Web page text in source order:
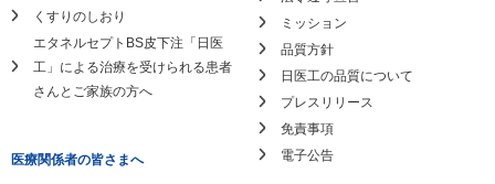
くすりのしおり
エタネルセプトBS皮下注「日医
工」による治療を受けられる患者
さんとご家族の方へ
医療関係者の皆さまへ
ミッション
品質方針
日医工の品質について
プレスリリース
免責事項
電子公告